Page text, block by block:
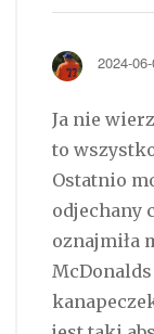
2024-
Ja nie
to
Ostatnio
odjechany
oznajmiła